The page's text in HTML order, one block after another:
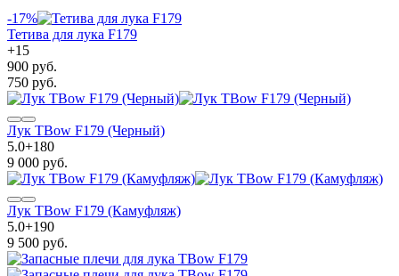
-17%
Тетива для лука F179
+15
900 руб.
750 руб.
Лук TBow F179 (Черный)
5.0+180
9 000 руб.
Лук TBow F179 (Камуфляж)
5.0+190
9 500 руб.